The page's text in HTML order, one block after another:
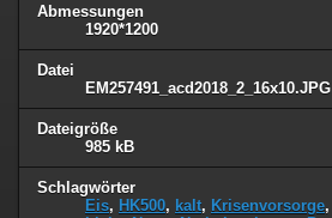
Abmessungen
1920*1200
Datei
EM257491_acd2018_2_16x10.JPG
Dateigröße
985 kB
Schlagwörter
Eis, HK500, kalt, Krisenvorsorge,